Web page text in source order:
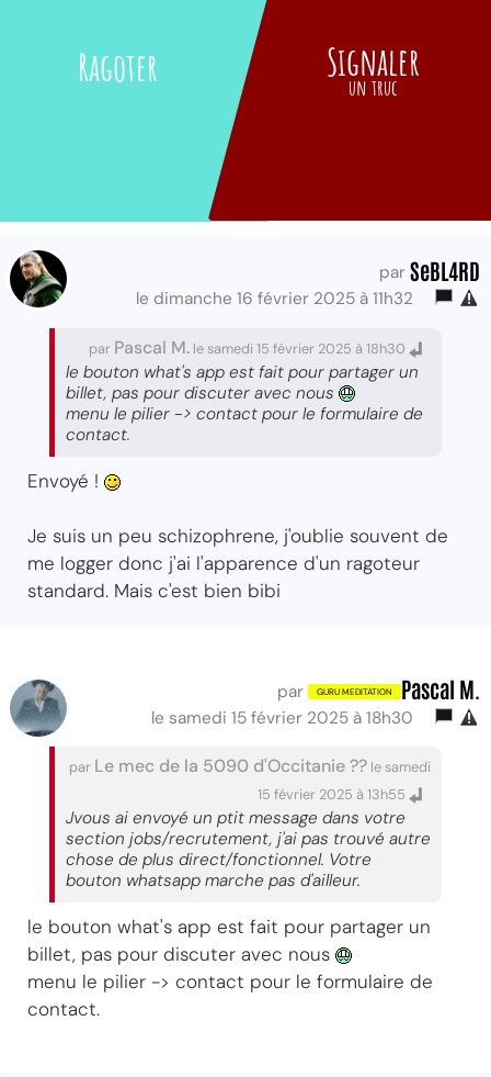
Ragoter Signaler
un truc
par SeBL4RD
le dimanche 16 février 2025 à 11h32
par Pascal M. le samedi 15 février 2025 à 18h30
le bouton what's app est fait pour partager un
billet, pas pour discuter avec nous
menu le pilier -> contact pour le formulaire de
contact.
Envoyé !
Je suis un peu schizophrene, j'oublie souvent de
me logger donc j'ai l'apparence d'un ragoteur
standard. Mais c'est bien bibi
par Pascal M.
le samedi 15 février 2025 à 18h30
par Le mec de la 5090 d'Occitanie ?? le samedi
15 février 2025 à 13h55
Jvous ai envoyé un ptit message dans votre
section jobs/recrutement, j'ai pas trouvé autre
chose de plus direct/fonctionnel. Votre
bouton whatsapp marche pas d'ailleur.
le bouton what's app est fait pour partager un
billet, pas pour discuter avec nous
menu le pilier -> contact pour le formulaire de
contact.